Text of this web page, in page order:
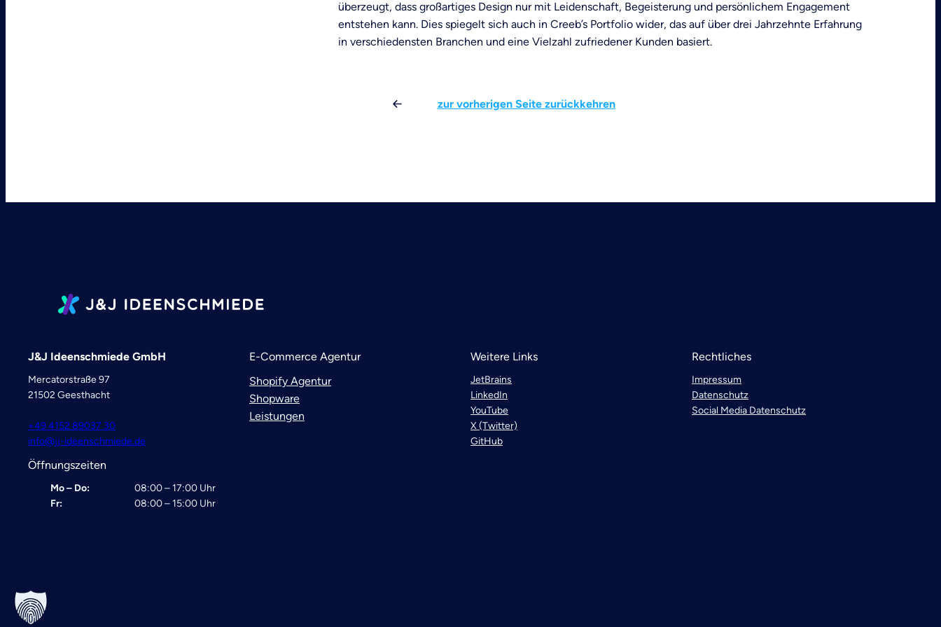
überzeugt, dass großartiges Design nur mit Leidenschaft, Begeisterung und persönlichem Engagement
entstehen kann. Dies spiegelt sich auch in Creeb’s Portfolio wider, das auf über drei Jahrzehnte Erfahrung
in verschiedensten Branchen und eine Vielzahl zufriedener Kunden basiert.
zur vorherigen Seite zurückkehren
J&J Ideenschmiede GmbH
Mercatorstraße 97
21502 Geesthacht
+49 4152 89037 30
info@jj-ideenschmiede.de
Öffnungszeiten
Mo – Do:
Fr:
08:00 – 17:00 Uhr
08:00 – 15:00 Uhr
E-Commerce Agentur
Shopify Agentur
Shopware
Leistungen
Weitere Links
JetBrains
LinkedIn
YouTube
X (Twitter)
GitHub
Rechtliches
Impressum
Datenschutz
Social Media Datenschutz